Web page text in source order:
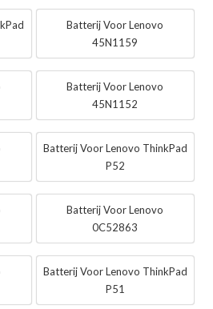
Batterij Voor Lenovo
45N1159
Batterij Voor Lenovo
45N1152
Batterij Voor Lenovo ThinkPad
P52
Batterij Voor Lenovo
0C52863
Batterij Voor Lenovo ThinkPad
P51